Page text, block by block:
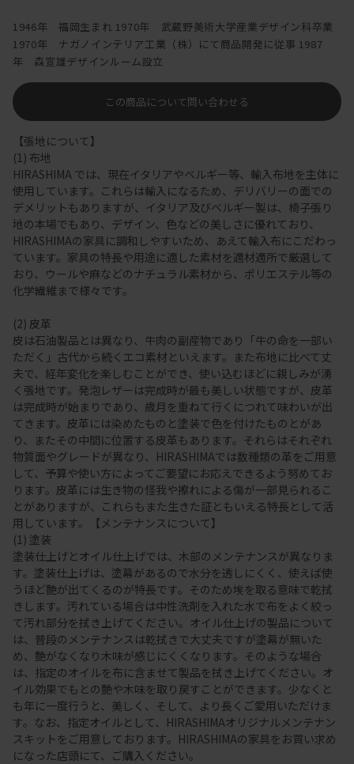
この商品について問い合わせる
1946年 福岡生まれ 1970年 武蔵野美術大学産業デザイン科卒業
1970年 ナガノインテリア工業（株）にて商品開発に従事 1987
年 森宣雄デザインルーム設立
【張地について】
(1) 布地
HIRASHIMA では、現在イタリアやベルギー等、輸入布地を主体に
使用しています。これらは輸入になるため、デリバリーの面での
デメリットもありますが、イタリア及びベルギー製は、椅子張り
地の本場でもあり、デザイン、色などの美しさに優れており、
HIRASHIMAの家具に調和しやすいため、あえて輸入布にこだわっ
ています。家具の特長や用途に適した素材を適材適所で厳選して
おり、ウールや麻などのナチュラル素材から、ポリエステル等の
化学繊維まで様々です。
(2) 皮革
皮は石油製品とは異なり、牛肉の副産物であり「牛の命を一部い
ただく」古代から続くエコ素材といえます。また布地に比べて丈
夫で、経年変化を楽しむことができ、使い込むほどに親しみが湧
く張地です。発泡レザーは完成時が最も美しい状態ですが、皮革
は完成時が始まりであり、歳月を重ねて行くにつれて味わいが出
てきます。皮革には染めたものと塗装で色を付けたものとがあ
り、またその中間に位置する皮革もあります。それらはそれぞれ
物質面やグレードが異なり、HIRASHIMAでは数種類の革をご用意
して、予算や使い方によってご要望にお応えできるよう努めてお
ります。皮革には生き物の怪我や擦れによる傷が一部見られるこ
とがありますが、これらもまた生きた証ともいえる特長として活
用しています。【メンテナンスについて】
(1) 塗装
塗装仕上げとオイル仕上げでは、木部のメンテナンスが異なりま
す。塗装仕上げは、塗幕があるので水分を透しにくく、使えば使
うほど艶が出てくるのが特長です。そのため埃を取る意味で乾拭
きします。汚れている場合は中性洗剤を入れた水で布をよく絞っ
て汚れ部分を拭き上げてください。オイル仕上げの製品について
は、普段のメンテナンスは乾拭きで大丈夫ですが塗幕が無いた
め、艶がなくなり木味が感じにくくなります。そのような場合
は、指定のオイルを布に含ませて製品を拭き上げてください。オ
イル効果でもとの艶や木味を取り戻すことができます。少なくと
も年に一度行うと、美しく、そして、より長くご愛用いただけま
す。なお、指定オイルとして、HIRASHIMAオリジナルメンテナン
スキットをご用意しております。HIRASHIMAの家具をお買い求め
になった店頭にて、ご購入ください。